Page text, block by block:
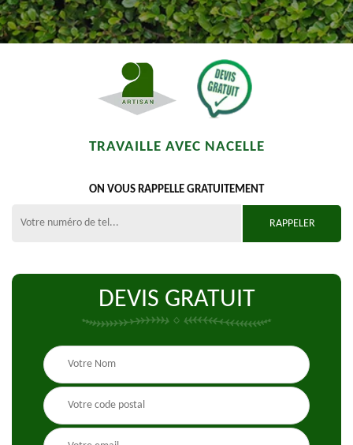
TRAVAILLE AVEC NACELLE
ON VOUS RAPPELLE GRATUITEMENT
DEVIS GRATUIT